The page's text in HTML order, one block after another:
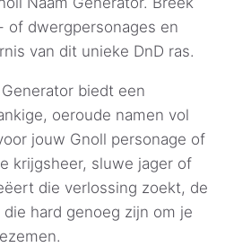
of dwergpersonages en
van dit unieke DnD ras.
biedt een
oeroude namen vol
jouw Gnoll personage of
krijgsheer, sluwe jager of
die verlossing zoekt, de
hard genoeg zijn om je